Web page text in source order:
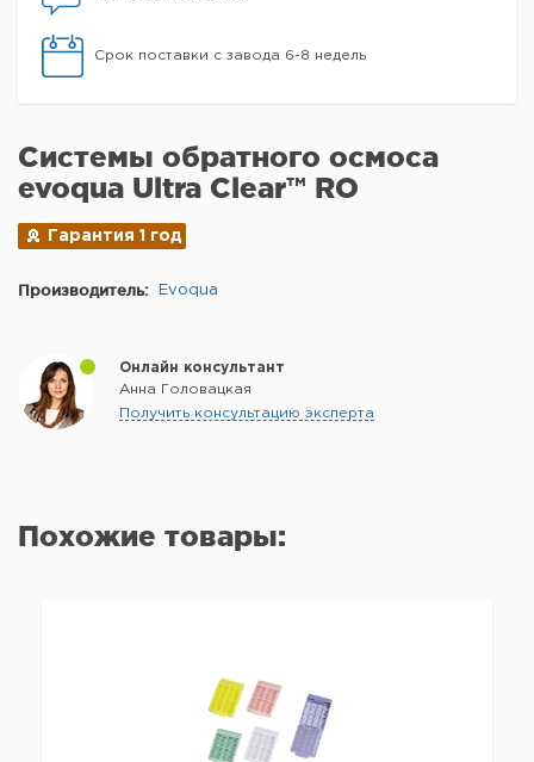
Срок поставки с завода 6-8 недель
Системы обратного осмоса
evoqua Ultra Clear™ RO
Гарантия 1 год
Производитель: Evoqua
Онлайн консультант
Анна Головацкая
Получить консультацию эксперта
Похожие товары: